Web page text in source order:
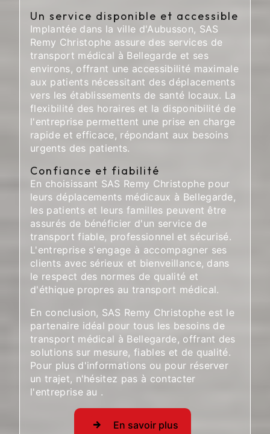
Un service disponible et accessible
Implantée dans la ville d'Aubusson, SAS
Remy Christophe assure des services de
transport médical à Bellegarde et ses
environs, offrant une accessibilité maximale
aux patients nécessitant des déplacements
vers les établissements de santé locaux. La
flexibilité des horaires et la disponibilité de
l'entreprise permettent une prise en charge
rapide et efficace, répondant aux besoins
urgents des patients.
Confiance et fiabilité
En choisissant SAS Remy Christophe pour
leurs déplacements médicaux à Bellegarde,
les patients et leurs familles peuvent être
assurés de bénéficier d'un service de
transport fiable, professionnel et sécurisé.
L'entreprise s'engage à accompagner ses
clients avec sérieux et bienveillance, dans
le respect des normes de qualité et
d'éthique propres au transport médical.
En conclusion, SAS Remy Christophe est le
partenaire idéal pour tous les besoins de
transport médical à Bellegarde, offrant des
solutions sur mesure, fiables et de qualité.
Pour plus d'informations ou pour réserver
un trajet, n'hésitez pas à contacter
l'entreprise au .
En savoir plus